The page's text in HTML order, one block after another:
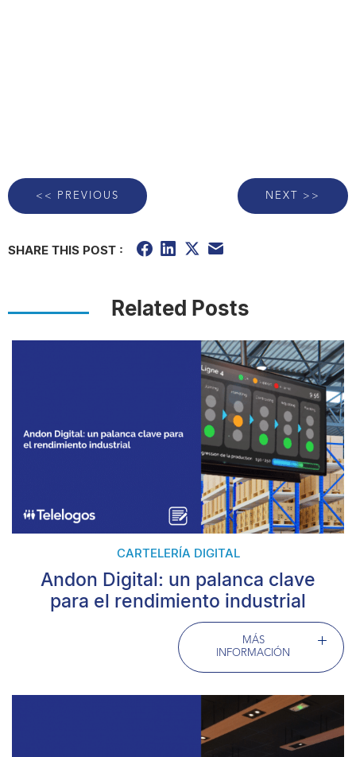
<< PREVIOUS NEXT >>
SHARE THIS POST :
Related Posts
CARTELERÍA DIGITAL
Andon Digital: un palanca clave
para el rendimiento industrial
MÁS
INFORMACIÓN